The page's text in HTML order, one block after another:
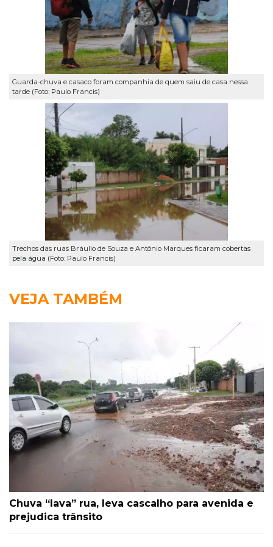
Guarda-chuva e casaco foram companhia de quem saiu de casa nessa
tarde (Foto: Paulo Francis)
Trechos das ruas Bráulio de Souza e Antônio Marques ficaram cobertas
pela água (Foto: Paulo Francis)
VEJA TAMBÉM
Chuva “lava” rua, leva cascalho para avenida e
prejudica trânsito